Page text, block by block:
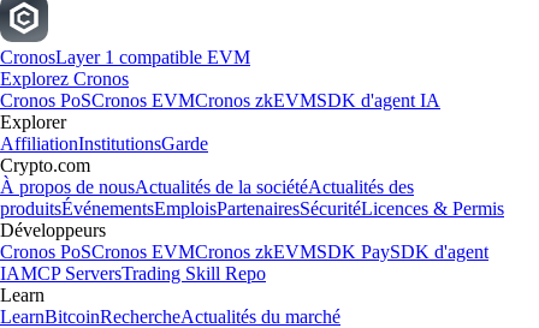
CronosLayer 1 compatible EVM
Explorez Cronos
Cronos PoSCronos EVMCronos zkEVMSDK d'agent IA
Explorer
AffiliationInstitutionsGarde
Crypto.com
À propos de nousActualités de la sociétéActualités des
produitsÉvénementsEmploisPartenairesSécuritéLicences & Permis
Développeurs
Cronos PoSCronos EVMCronos zkEVMSDK PaySDK d'agent
IAMCP ServersTrading Skill Repo
Learn
LearnBitcoinRechercheActualités du marché